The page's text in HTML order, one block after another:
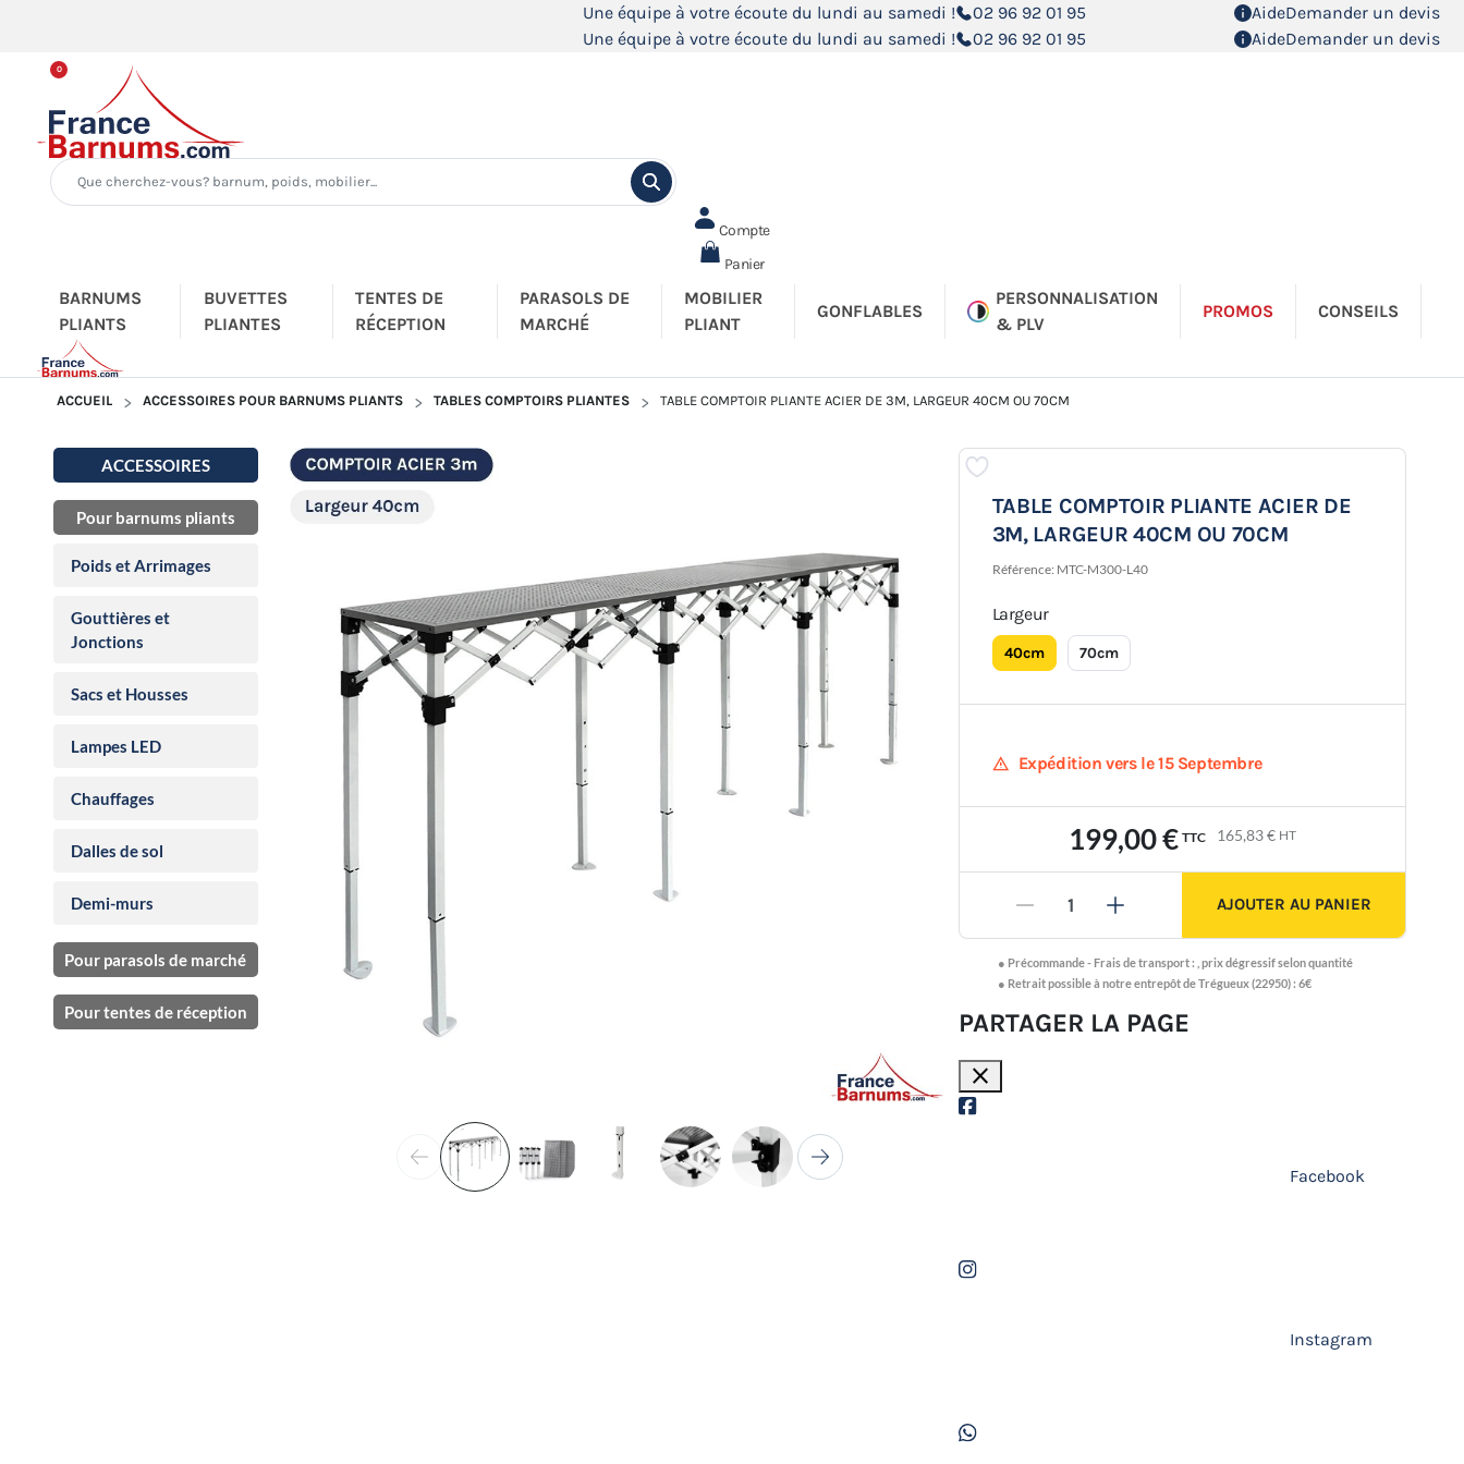
Une équipe à votre écoute du lundi au samedi ! 02 96 92 01 95 AideDemander un devis
Une équipe à votre écoute du lundi au samedi !
02 96 92 01 95 AideDemander un devis
Compte
0
Panier
BARNUMS
PLIANTS
BUVETTES
PLIANTES
TENTES DE
RÉCEPTION
PARASOLS DE
MARCHÉ
MOBILIER
PLIANT
GONFLABLES
PERSONNALISATION
& PLV
PROMOS CONSEILS
ACCUEIL ACCESSOIRES POUR BARNUMS PLIANTS TABLES COMPTOIRS PLIANTES TABLE COMPTOIR PLIANTE ACIER DE 3M, LARGEUR 40CM OU 70CM
ACCESSOIRES
Pour barnums pliants
Poids et Arrimages
Gouttières et
Jonctions
Sacs et Housses
Lampes LED
Chauffages
Dalles de sol
Demi-murs
Pour parasols de marché
Pour tentes de réception
Précédent Suivant
TABLE COMPTOIR PLIANTE ACIER DE
3M, LARGEUR 40CM OU 70CM
Référence: MTC-M300-L40
Largeur
40cm 70cm
warning Expédition vers le 15 Septembre
199,00 € TTC 165,83 € HT
- + AJOUTER AU PANIER
● Précommande -Frais de transport : ,prix dégressif selon quantité
● Retrait possible à notre entrepôt de Trégueux (22950) : 6€
PARTAGER LA PAGE
close
Facebook
Instagram